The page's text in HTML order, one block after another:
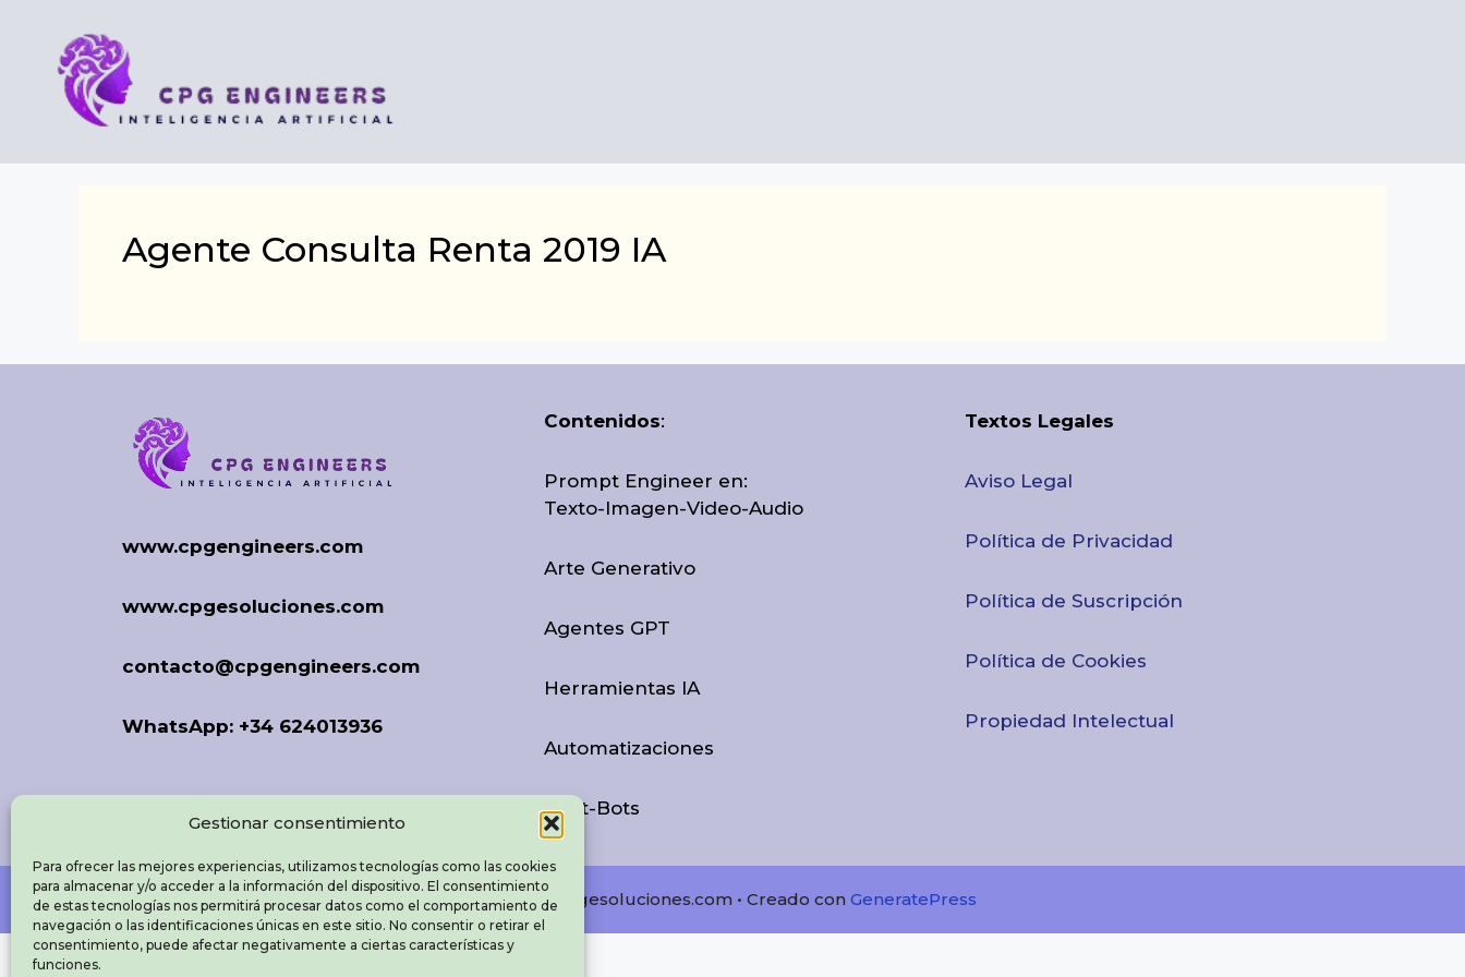
Gestionar consentimiento
Para ofrecer las mejores experiencias, utilizamos tecnologías como las cookies
para almacenar y/o acceder a la información del dispositivo. El consentimiento
de estas tecnologías nos permitirá procesar datos como el comportamiento de
navegación o las identificaciones únicas en este sitio. No consentir o retirar el
consentimiento, puede afectar negativamente a ciertas características y
funciones.
contenido
Agente Consulta Renta 2019 IA
www.cpgengineers.com
www.cpgesoluciones.com
contacto@cpgengineers.com
WhatsApp: +34 624013936
Contenidos:
Prompt Engineer en:
Texto-Imagen-Video-Audio
Arte Generativo
Agentes GPT
Herramientas IA
Automatizaciones
Chat-Bots
Textos Legales
Aviso Legal
Política de Privacidad
Política de Suscripción
Política de Cookies
Propiedad Intelectual
© 2026 cpgesoluciones.com • Creado con GeneratePress